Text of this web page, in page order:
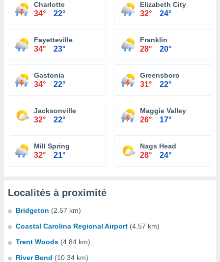
Charlotte
34° 22°
Elizabeth City
32° 24°
Fayetteville
34° 23°
Franklin
28° 20°
Gastonia
34° 22°
Greensboro
31° 22°
Jacksonville
32° 22°
Maggie Valley
26° 17°
Mill Spring
32° 21°
Nags Head
28° 24°
Localités à proximité
Bridgeton (2.57 km)
Coastal Carolina Regional Airport (4.57 km)
Trent Woods (4.84 km)
River Bend (10.34 km)